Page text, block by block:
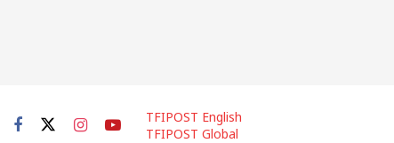
TFIPOST English
TFIPOST Global